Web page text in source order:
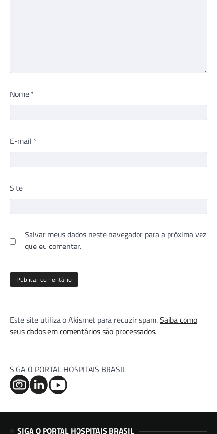
Nome *
E-mail *
Site
Salvar meus dados neste navegador para a próxima vez
que eu comentar.
Este site utiliza o Akismet para reduzir spam.Saiba como
seus dados em comentários são processados.
SIGA O PORTAL HOSPITAIS BRASIL
SIGA O PORTAL HOSPITAIS BRASIL